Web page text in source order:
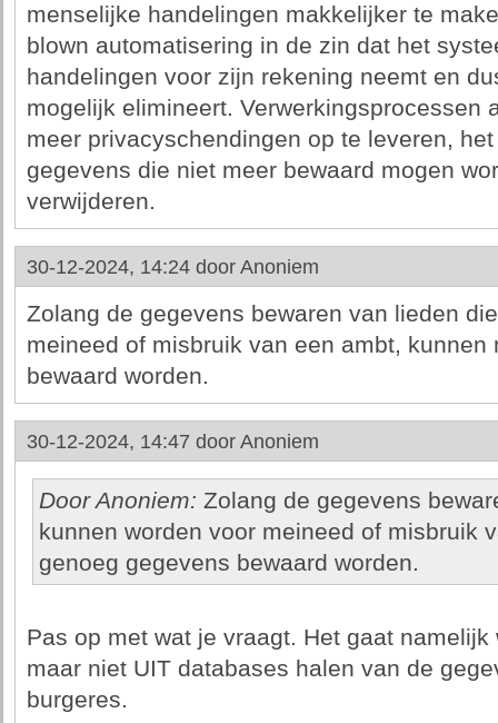
menselijke handelingen makkelijker te
blown automatisering in de zin dat het
handelingen voor zijn rekening neemt en
mogelijk elimineert. Verwerkingsprocessen
meer privacyschendingen op te leveren,
gegevens die niet meer bewaard mogen
verwijderen.
30-12-2024, 14:24 door Anoniem
Zolang de gegevens bewaren van lieden
meineed of misbruik van een ambt,
bewaard worden.
30-12-2024, 14:47 door Anoniem
Door Anoniem: Zolang de gegevens
kunnen worden voor meineed of misbruik
genoeg gegevens bewaard worden.
Pas op met wat je vraagt. Het gaat
maar niet UIT databases halen van de
burgeres.